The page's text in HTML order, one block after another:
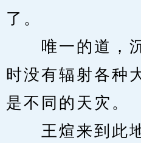
了。
唯一的道，沉
时没有辐射各种
是不同的天灾。
王煊来到此地